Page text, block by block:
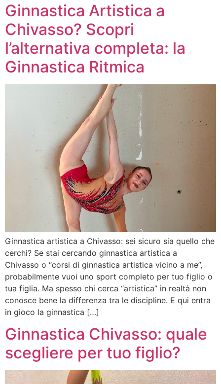
Ginnastica Artistica a
Chivasso? Scopri
l’alternativa completa: la
Ginnastica Ritmica
Ginnastica artistica a Chivasso: sei sicuro sia quello che
cerchi? Se stai cercando ginnastica artistica a
Chivasso o “corsi di ginnastica artistica vicino a me”,
probabilmente vuoi uno sport completo per tuo figlio o
tua figlia. Ma spesso chi cerca “artistica” in realtà non
conosce bene la differenza tra le discipline. E qui entra
in gioco la ginnastica […]
Ginnastica Chivasso: quale
scegliere per tuo figlio?